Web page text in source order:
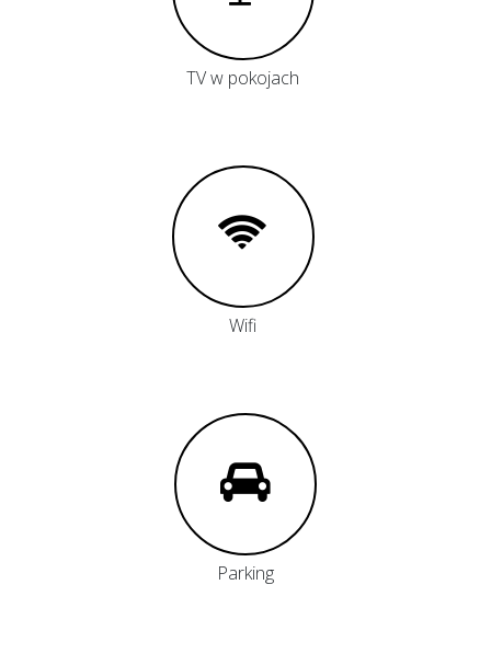
TV w pokojach
Wifi
Parking